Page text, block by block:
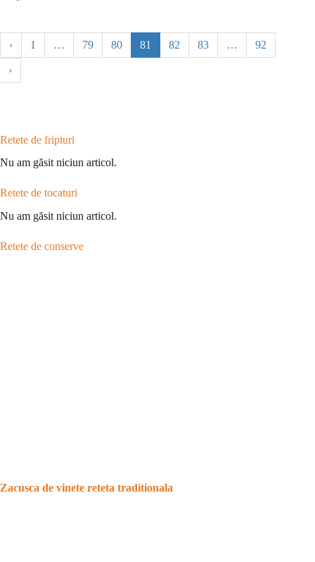
‹ 1 … 79 80 81 82 83 … 92
›
Retete de fripturi
Nu am găsit niciun articol.
Retete de tocaturi
Nu am găsit niciun articol.
Retete de conserve
Zacusca de vinete reteta traditionala